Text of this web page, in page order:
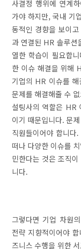
사결정 행위에 연계
가야 하지만, 국내 기
동적인 경향을 보이고
과 연결된 HR 솔루션
열한 학습이 필요합
한 이슈 해결을 위해
기업의 HR 이슈를
문제를 해결해줄 수
설팅사의 역할은 HR
이기 때문입니다. 문
직원들이어야 합니다
떠나 다양한 이슈를
민한다는 것은 조직
니다.
그렇다면 기업 차원
전략 지향적이어야
즈니스 수행을 위한